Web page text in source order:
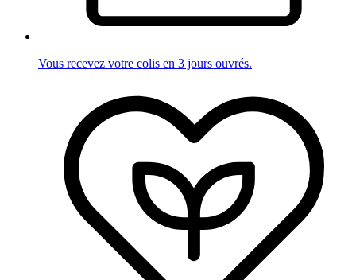
Vous recevez votre colis en 3 jours ouvrés.